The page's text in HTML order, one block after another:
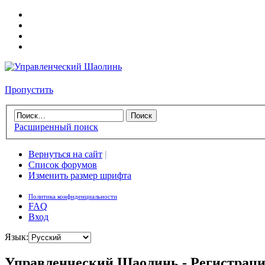
Пропустить
Расширенный поиск
Вернуться на сайт |
Список форумов
Изменить размер шрифта
Политика конфиденциальности
FAQ
Вход
Язык: